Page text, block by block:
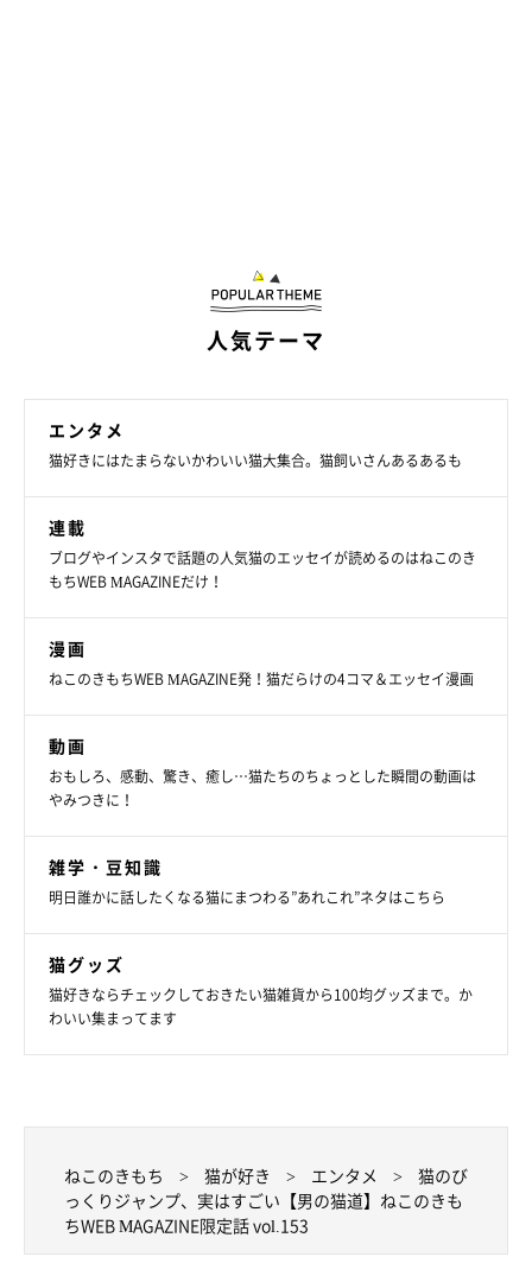
人気テーマ
エンタメ
猫好きにはたまらないかわいい猫大集合。猫飼いさんあるあるも
連載
ブログやインスタで話題の人気猫のエッセイが読めるのはねこのき
もちWEB MAGAZINEだけ！
漫画
ねこのきもちWEB MAGAZINE発！猫だらけの4コマ＆エッセイ漫画
動画
おもしろ、感動、驚き、癒し…猫たちのちょっとした瞬間の動画は
やみつきに！
雑学・豆知識
明日誰かに話したくなる猫にまつわる”あれこれ”ネタはこちら
猫グッズ
猫好きならチェックしておきたい猫雑貨から100均グッズまで。か
わいい集まってます
ねこのきもち 猫が好き エンタメ
猫のび
っくりジャンプ、実はすごい【男の猫道】ねこのきも
ちWEB MAGAZINE限定話 vol.153